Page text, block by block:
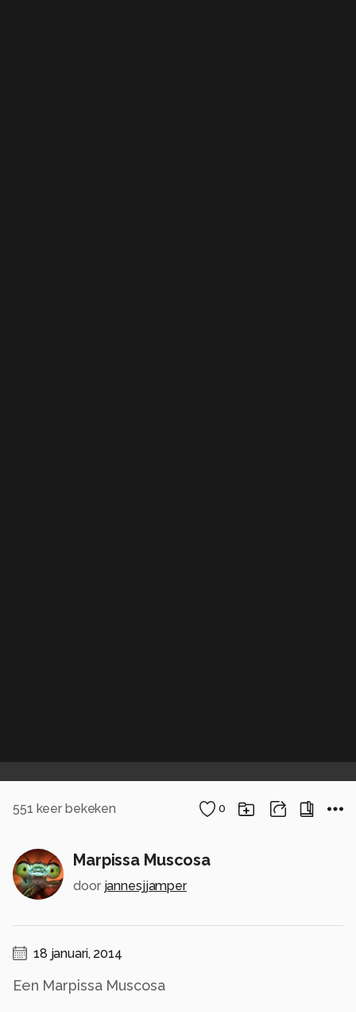
551 keer bekeken 0
Marpissa Muscosa
door jannesjjamper
18 januari, 2014
Een Marpissa Muscosa